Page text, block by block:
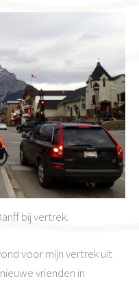
bij vertrek.
voor mijn vertrek uit
vrienden in